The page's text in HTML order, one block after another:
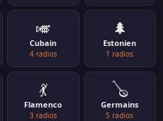
🎺
Cubain
4 radios
🌲
Estonien
1 radios
💃
Flamenco
3 radios
🪕
Germains
5 radios